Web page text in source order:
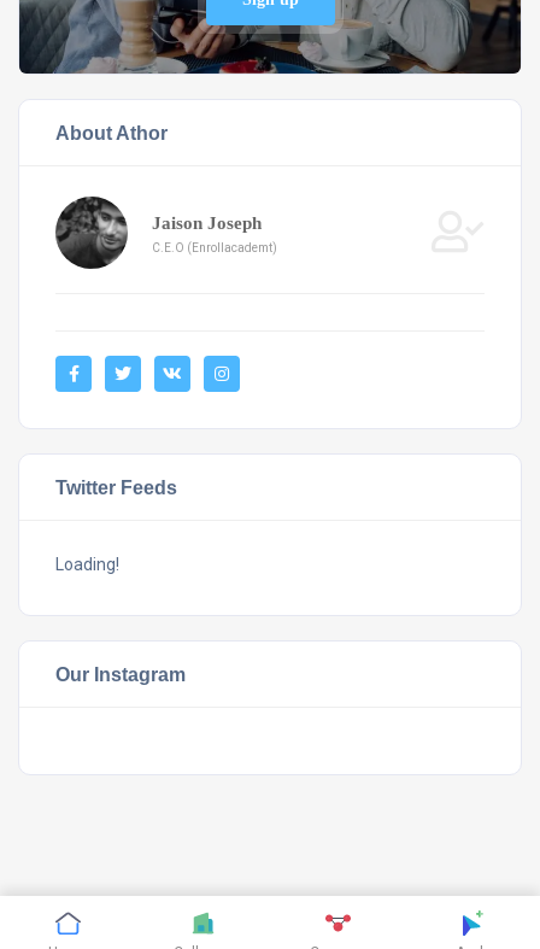
About Athor
Jaison Joseph
C.E.O (Enrollacademt)
Twitter Feeds
Loading!
Our Instagram
CTHthemes 2019. All rights reserved.